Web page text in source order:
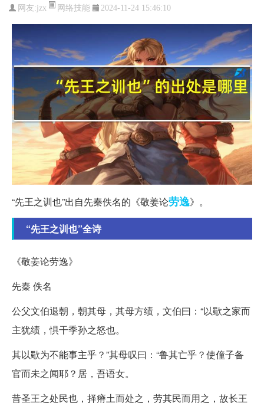
网友:jzx 网络技能 2024-11-24 15:46:10
“先王之训也”出自先秦佚名的《敬姜论劳逸》。
“先王之训也”全诗
《敬姜论劳逸》
先秦 佚名
公父文伯退朝，朝其母，其母方绩，文伯曰：“以歜之家而
主犹绩，惧干季孙之怒也。
其以歜为不能事主乎？”其母叹曰：“鲁其亡乎？使僮子备
官而未之闻耶？居，吾语女。
昔圣王之处民也，择瘠土而处之，劳其民而用之，故长王